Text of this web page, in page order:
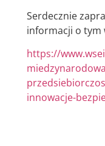
Serdecznie
informacji o tym
https://
innowacje-